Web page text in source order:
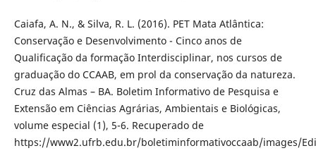
Caiafa, A. N., & Silva, R. L. (2016). PET Mata Atlântica:
Conservação e Desenvolvimento - Cinco anos de
Qualificação da formação Interdisciplinar, nos cursos de
graduação do CCAAB, em prol da conservação da natureza.
Cruz das Almas – BA. Boletim Informativo de Pesquisa e
Extensão em Ciências Agrárias, Ambientais e Biológicas,
volume especial (1), 5-6. Recuperado de
https://www2.ufrb.edu.br/boletiminformativoccaab/images/